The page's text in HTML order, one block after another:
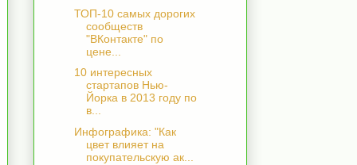
ТОП-10 самых дорогих
сообществ
"ВКонтакте" по
цене...
10 интересных
стартапов Нью-
Йорка в 2013 году по
в...
Инфографика: "Как
цвет влияет на
покупательскую ак...